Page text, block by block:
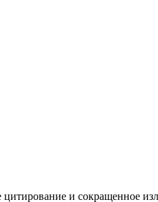
и сокращенное